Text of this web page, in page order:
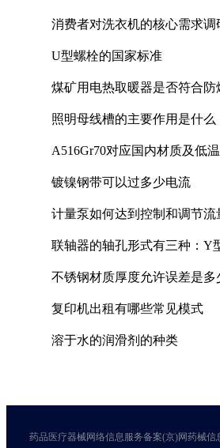
消费者对洗衣机的核心需求调
U型螺栓的国家标准
煤矿用电热取暖器是否符合
照明母线槽的主要作用是什么
A516Gr70对应国内材质及低
镀镍钢带可以过多少电流
计量泵如何达到控制和调节流
联轴器的轴孔形式有三种：Y
不锈钢材质厚度允许误差是多
复印机出租有哪些常见模式
溶于水的润滑剂的种类
药品医疗器械网络信息服务备案(京)网药械信